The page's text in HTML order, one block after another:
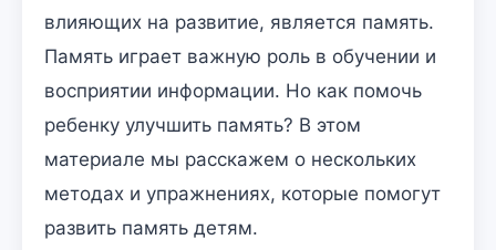
влияющих на развитие, является память.
Память играет важную роль в обучении и
восприятии информации. Но как помочь
ребенку улучшить память? В этом
материале мы расскажем о нескольких
методах и упражнениях, которые помогут
развить память детям.